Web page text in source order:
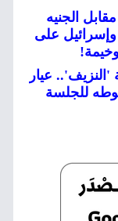
الجنيه
وإسرائيل على
عيار
هبوطه للجلسة